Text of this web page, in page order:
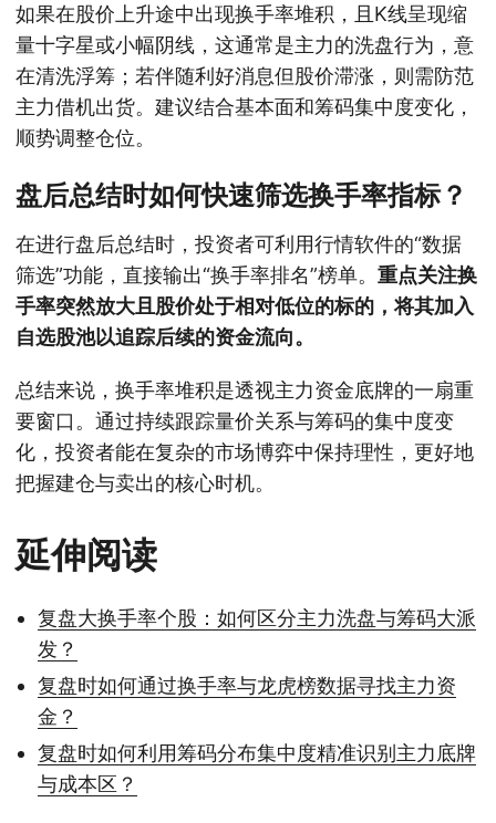
如果在股价上升途中出现换手率堆积，且K线呈现缩
量十字星或小幅阴线，这通常是主力的洗盘行为，意
在清洗浮筹；若伴随利好消息但股价滞涨，则需防范
主力借机出货。建议结合基本面和筹码集中度变化，
顺势调整仓位。
盘后总结时如何快速筛选换手率指标？
在进行盘后总结时，投资者可利用行情软件的“数据
筛选”功能，直接输出“换手率排名”榜单。 重点关注换
手率突然放大且股价处于相对低位的标的，将其加入
自选股池以追踪后续的资金流向。
总结来说，换手率堆积是透视主力资金底牌的一扇重
要窗口。通过持续跟踪量价关系与筹码的集中度变
化，投资者能在复杂的市场博弈中保持理性，更好地
把握建仓与卖出的核心时机。
延伸阅读
复盘大换手率个股：如何区分主力洗盘与筹码大派
发？
复盘时如何通过换手率与龙虎榜数据寻找主力资
金？
复盘时如何利用筹码分布集中度精准识别主力底牌
与成本区？